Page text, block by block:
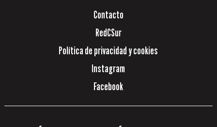
Contacto
RedCSur
Política de privacidad y cookies
Instagram
Facebook